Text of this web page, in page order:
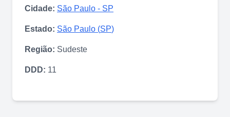
Cidade: São Paulo - SP
Estado: São Paulo (SP)
Região: Sudeste
DDD: 11